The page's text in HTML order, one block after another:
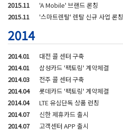
2015.11
'A Mobile' 브랜드 론칭
2015.11
'스마트렌탈' 렌탈 신규 사업 론칭
2014
2014.01
대전 콜 센터 구축
2014.01
삼성카드 '팩토링' 계약체결
2014.03
전주 콜 센터 구축
2014.04
롯데카드 '팩토링' 계약체결
2014.04
LTE 유심단독 상품 런칭
2014.07
신한 제휴카드 출시
2014.07
고객센터 APP 출시